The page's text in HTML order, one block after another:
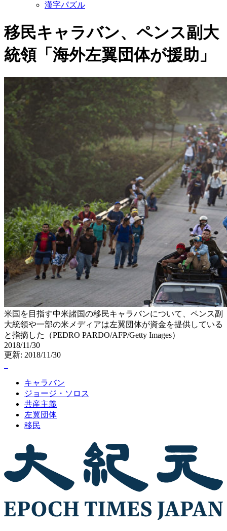
漢字パズル
移民キャラバン、ペンス副大
統領「海外左翼団体が援助」
米国を目指す中米諸国の移民キャラバンについて、ペンス副
大統領や一部の米メディアは左翼団体が資金を提供している
と指摘した（PEDRO PARDO/AFP/Getty Images）
2018/11/30
更新: 2018/11/30
キャラバン
ジョージ・ソロス
共産主義
左翼団体
移民